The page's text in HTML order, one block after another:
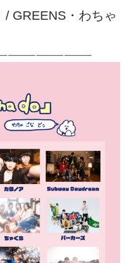
GREENS・わちゃ